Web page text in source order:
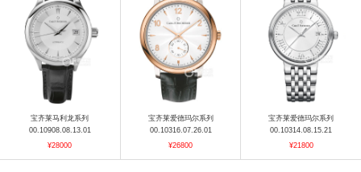
宝齐莱马利龙系列
00.10908.08.13.01
¥28000
宝齐莱爱德玛尔系列
00.10316.07.26.01
¥26800
宝齐莱爱德玛尔系列
00.10314.08.15.21
¥21800